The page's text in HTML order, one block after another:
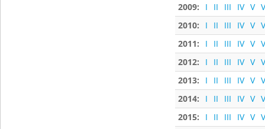
2009:
I II III IV V
2010:
I II III IV V
2011:
I II III IV V
2012:
I II III IV V
2013:
I II III IV V
2014:
I II III IV V
2015:
I II III IV V